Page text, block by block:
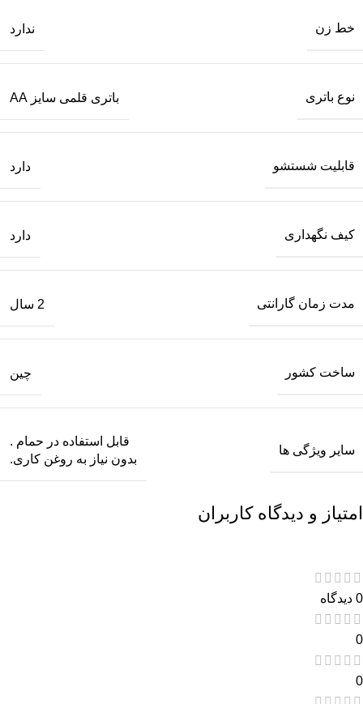
خط زن ندارد
نوع باتری باتری قلمی سایز AA
قابلیت شستشو دارد
کیف نگهداری دارد
مدت زمان گارانتی 2 سال
ساخت کشور چین
سایر ویژگی ها
قابل استفاده در حمام .
بدون نیاز به روغن کاری.
امتیاز و دیدگاه کاربران
0 دیدگاه
0
0